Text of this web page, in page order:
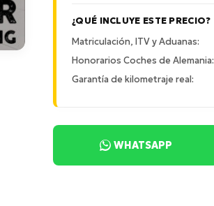
¿QUÉ INCLUYE ESTE PRECIO?
Matriculación, ITV y Aduanas:
Honorarios Coches de Alemania:
Garantía de kilometraje real:
WHATSAPP